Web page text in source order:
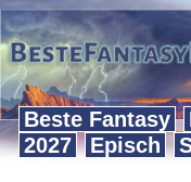
Beste Fantasy
2027
Episch